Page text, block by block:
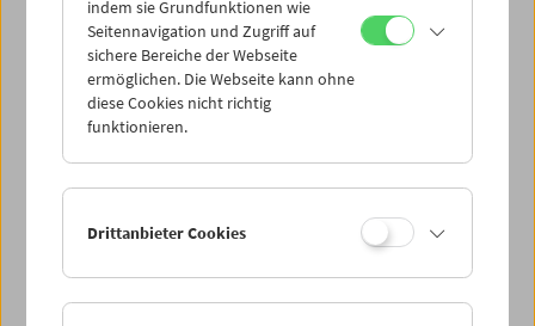
indem sie Grundfunktionen wie
Seitennavigation und Zugriff auf
sichere Bereiche der Webseite
ermöglichen. Die Webseite kann ohne
diese Cookies nicht richtig
funktionieren.
Drittanbieter Cookies